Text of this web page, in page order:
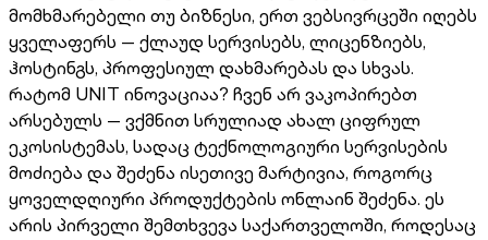
მომხმარებელი თუ ბიზნესი, ერთ ვებსივრცეში იღებს
ყველაფერს — ქლაუდ სერვისებს, ლიცენზიებს,
ჰოსტინგს, პროფესიულ დახმარებას და სხვას.
რატომ UNIT ინოვაციაა? ჩვენ არ ვაკოპირებთ
არსებულს — ვქმნით სრულიად ახალ ციფრულ
ეკოსისტემას, სადაც ტექნოლოგიური სერვისების
მოძიება და შეძენა ისეთივე მარტივია, როგორც
ყოველდღიური პროდუქტების ონლაინ შეძენა. ეს
არის პირველი შემთხვევა საქართველოში, როდესაც